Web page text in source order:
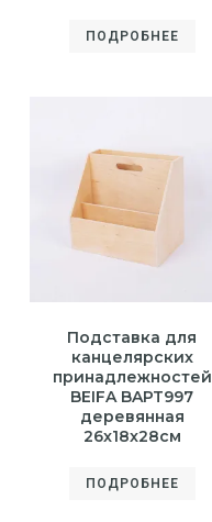
ПОДРОБНЕЕ
Подставка для
канцелярских
принадлежностей
BEIFA BAPT997
деревянная
26x18x28см
ПОДРОБНЕЕ